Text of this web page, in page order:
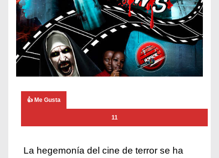
👍 Me Gusta
11
La hegemonía del cine de terror se ha